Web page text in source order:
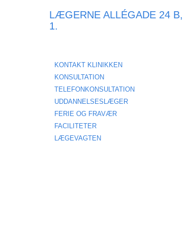
LÆGERNE ALLÉGADE 24 B,
1.
KONTAKT KLINIKKEN
KONSULTATION
TELEFONKONSULTATION
UDDANNELSESLÆGER
FERIE OG FRAVÆR
FACILITETER
LÆGEVAGTEN